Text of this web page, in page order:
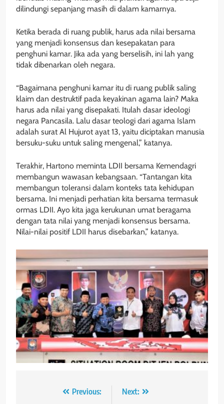
dilindungi sepanjang masih di dalam kamarnya.
Ketika berada di ruang publik, harus ada nilai bersama
yang menjadi konsensus dan kesepakatan para
penghuni kamar. Jika ada yang berselisih, ini lah yang
tidak dibenarkan oleh negara.
“Bagaimana penghuni kamar itu di ruang publik saling
klaim dan destruktif pada keyakinan agama lain? Maka
harus ada nilai yang disepakati. Itulah dasar ideologi
negara Pancasila. Lalu dasar teologi dari agama Islam
adalah surat Al Hujurot ayat 13, yaitu diciptakan manusia
bersuku-suku untuk saling mengenal,” katanya.
Terakhir, Hartono meminta LDII bersama Kemendagri
membangun wawasan kebangsaan. “Tantangan kita
membangun toleransi dalam konteks tata kehidupan
bersama. Ini menjadi perhatian kita bersama termasuk
ormas LDII. Ayo kita jaga kerukunan umat beragama
dengan tata nilai yang menjadi konsensus bersama.
Nilai-nilai positif LDII harus disebarkan,” katanya.
Navigasi Previous:
Next: